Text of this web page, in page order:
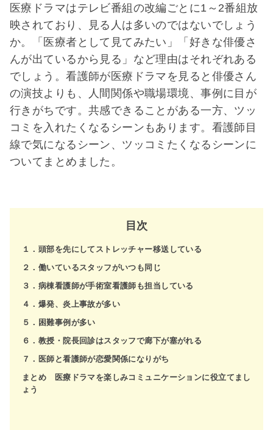
医療ドラマはテレビ番組の改編ごとに1～2番組放
映されており、見る人は多いのではないでしょう
か。「医療者として見てみたい」「好きな俳優さ
んが出ているから見る」など理由はそれぞれある
でしょう。看護師が医療ドラマを見ると俳優さん
の演技よりも、人間関係や職場環境、事例に目が
行きがちです。共感できることがある一方、ツッ
コミを入れたくなるシーンもあります。看護師目
線で気になるシーン、ツッコミたくなるシーンに
ついてまとめました。
目次
１．頭部を先にしてストレッチャー移送している
２．働いているスタッフがいつも同じ
３．病棟看護師が手術室看護師も担当している
４．爆発、炎上事故が多い
５．困難事例が多い
６．教授・院長回診はスタッフで廊下が塞がれる
７．医師と看護師が恋愛関係になりがち
まとめ 医療ドラマを楽しみコミュニケーションに役立てまし
ょう